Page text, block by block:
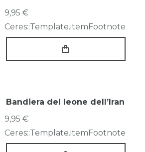
9,95 €
Ceres::Template.itemFootnote
Bandiera del leone dell’Iran
9,95 €
Ceres::Template.itemFootnote